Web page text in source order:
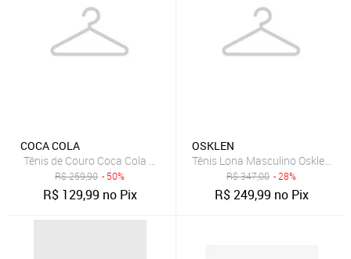
COCA COLA
Tênis de Couro Coca Cola Houston Leather Marrom
R$259,90 - 50%
R$ 129,99 no Pix
OSKLEN
Tênis Lona Masculino Osklen
R$347,00 - 28%
R$249,99 no Pix